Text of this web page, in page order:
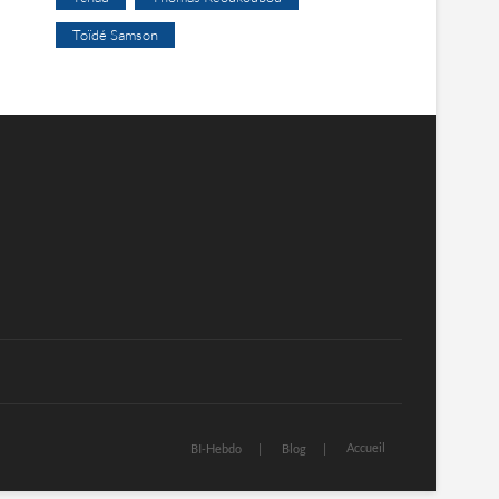
Toïdé Samson
BI-Hebdo Blog Accueil